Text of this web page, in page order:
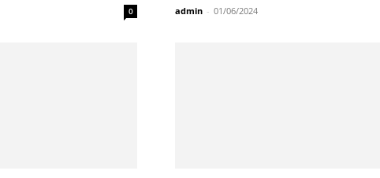
0 admin - 01/06/2024